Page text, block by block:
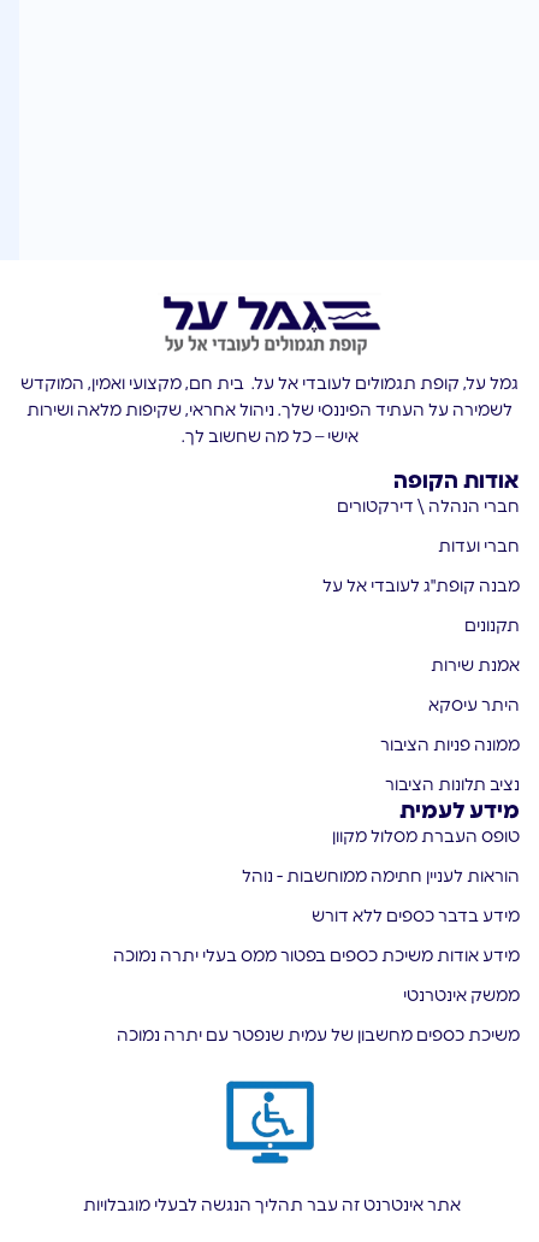
גמל על, קופת תגמולים לעובדי אל על. בית חם, מקצועי ואמין, המוקדש
לשמירה על העתיד הפיננסי שלך. ניהול אחראי, שקיפות מלאה ושירות
אישי – כל מה שחשוב לך.
אודות הקופה
חברי הנהלה \ דירקטורים
חברי ועדות
מבנה קופת"ג לעובדי אל על
תקנונים
אמנת שירות
היתר עיסקא
ממונה פניות הציבור
נציב תלונות הציבור
מידע לעמית
טופס העברת מסלול מקוון
הוראות לעניין חתימה ממוחשבות - נוהל
מידע בדבר כספים ללא דורש
מידע אודות משיכת כספים בפטור ממס בעלי יתרה נמוכה
ממשק אינטרנטי
משיכת כספים מחשבון של עמית שנפטר עם יתרה נמוכה
אתר אינטרנט זה עבר תהליך הנגשה לבעלי מוגבלויות